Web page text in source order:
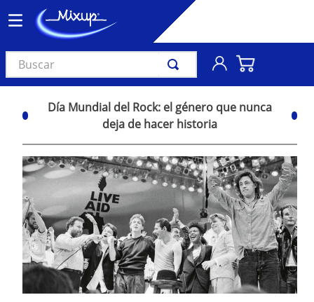
Buscar
Día Mundial del Rock: el género que nunca
deja de hacer historia
1.
vinil
3.
audífonos
madonna
5.
ariana grande
6.
bts
7
manga
importados